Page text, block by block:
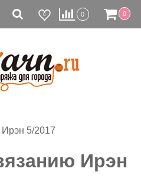
0 0 0
5/2017
Ирэн